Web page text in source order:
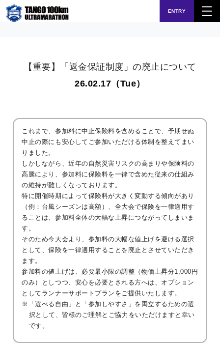
ENTRY
【重要】「返金保証制度」の廃止について
26.02.17（Tue）
これまで、参加料に中止保険料を含めることで、予期せぬ
中止の際にも安心してご参加いただける体制を整えてまい
りました。
しかしながら、近年の自然災害リスクの高まりや保険料の
高騰により、参加料に保険料を一律で含めた従来の仕組み
の維持が難しくなっております。
特に開催時期によって保険料が大きく変動する傾向があり
（例：台風シーズンは高額）、全大会で保険を一律適用す
ることは、参加料全体の大幅な上昇につながってしまいま
す。
そのため今大会より、参加料の大幅な値上げを避ける選択
として、保険を一律適用することを廃止とさせていただき
ます。
参加料の値上げは、必要最小限の調整（物価上昇分1,000円
のみ）としつつ、安心を必要とされる方へは、オプション
としてランナーサポートプランをご提供いたします。
※「選べる自由」と「参加しやすさ」を両立するための選
択として、皆様のご理解とご協力をいただけますと幸い
です。